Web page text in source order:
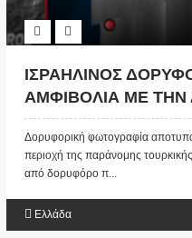
ΙΣΡΑΗΛΙΝΟΣ
ΑΜΦΙΒΟΛΙΑ ΜΕ ΤΗΝ
ΑΠΟ ΤΙΣ ΕΡΕΥΝΕΣ
Δορυφορική φωτογραφία
περιοχή της παράνομης
από δορυφόρο π...
Ελλάδα